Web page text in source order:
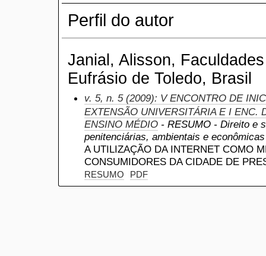
Perfil do autor
Janial, Alisson,
Eufrásio de Toledo, Brasil
v. 5, n. 5 (2009): V ENCONTRO DE
EXTENSÃO UNIVERSITÁRIA E I ENC.
ENSINO MÉDIO - RESUMO - Direito e
penitenciárias, ambientais e econômicas
A UTILIZAÇÃO DA INTERNET COMO
CONSUMIDORES DA CIDADE DE
RESUMO PDF